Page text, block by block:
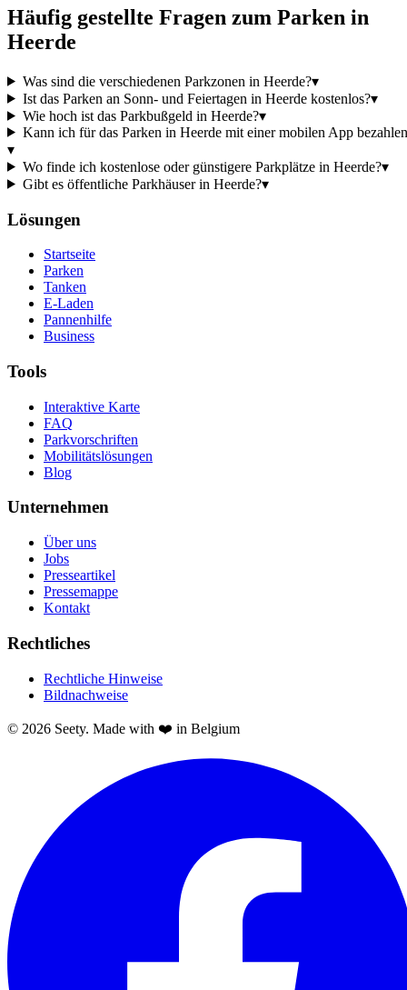
Häufig gestellte Fragen zum Parken in
Heerde
Was sind die verschiedenen Parkzonen in Heerde?▾
Ist das Parken an Sonn- und Feiertagen in Heerde kostenlos?▾
Wie hoch ist das Parkbußgeld in Heerde?▾
Kann ich für das Parken in Heerde mit einer mobilen App
▾
Wo finde ich kostenlose oder günstigere Parkplätze in Heerde?▾
Gibt es öffentliche Parkhäuser in Heerde?▾
Lösungen
Startseite
Parken
Tanken
E-Laden
Pannenhilfe
Business
Tools
Interaktive Karte
FAQ
Parkvorschriften
Mobilitätslösungen
Blog
Unternehmen
Über uns
Jobs
Presseartikel
Pressemappe
Kontakt
Rechtliches
Rechtliche Hinweise
Bildnachweise
© 2026 Seety. Made with ❤️ in Belgium